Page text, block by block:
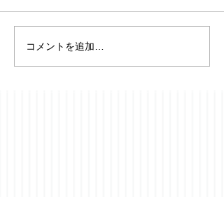
⭐️YouTubeチャンネル開
設のお知らせ成人発達学
コメントを追加…